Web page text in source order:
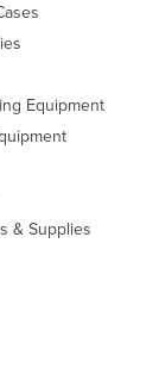
Equipment
& Supplies